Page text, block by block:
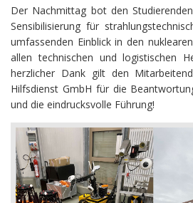
Der Nachmittag bot den
Sensibilisierung für
umfassenden Einblick in den
allen technischen und logistischen
herzlicher Dank gilt den
Hilfsdienst GmbH für die
und die eindrucksvolle Führung!